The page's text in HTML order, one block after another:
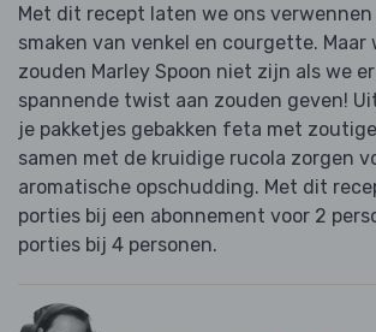
Met dit recept laten we ons
smaken van venkel en courgette. Maar
zouden Marley Spoon niet zijn als we
spannende twist aan zouden geven!
je pakketjes gebakken feta met
samen met de kruidige rucola zorgen
aromatische opschudding. Met dit
porties bij een abonnement voor 2
porties bij 4 personen.